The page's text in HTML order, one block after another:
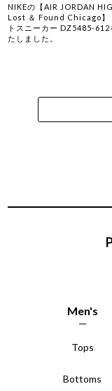
NIKEの【AIR JORDAN
Lost ＆ Found Chicago】
トスニーカー DZ5485-612
たしました。
Men's
Tops
Bottoms